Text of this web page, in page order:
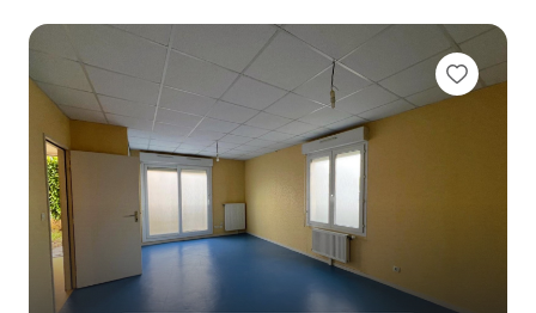
notre
agence
nos
honoraires
contact